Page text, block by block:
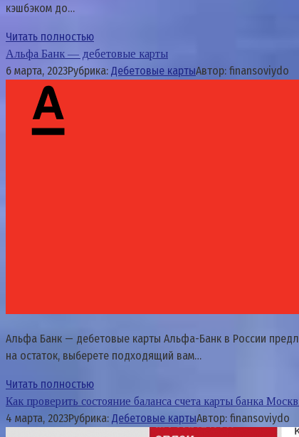
кэшбэком до…
Читать полностью
Альфа Банк — дебетовые карты
6 марта, 2023Рубрика: Дебетовые картыАвтор: finansoviydo
Альфа Банк — дебетовые карты Альфа-Банк в России
на остаток, выберете подходящий вам…
Читать полностью
Как проверить состояние баланса счета карты банка
4 марта, 2023Рубрика: Дебетовые картыАвтор: finansoviydo